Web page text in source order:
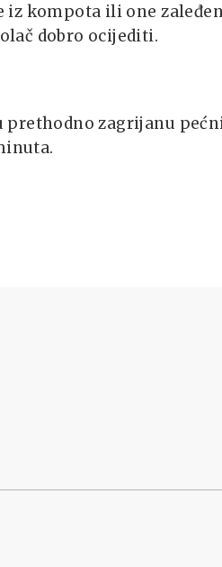
kompota ili one
dobro ocijediti.
prethodno zagrijanu